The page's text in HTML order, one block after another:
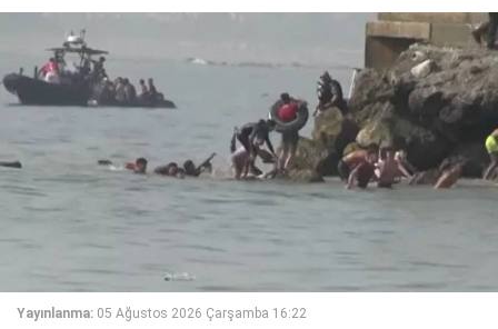
Yayınlanma: 05 Ağustos 2026 Çarşamba 16:22